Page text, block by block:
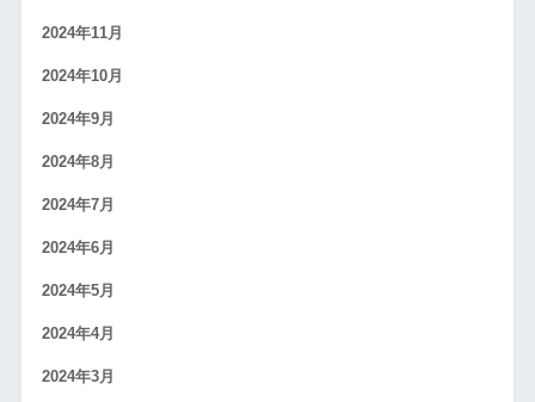
2024年11月
2024年10月
2024年9月
2024年8月
2024年7月
2024年6月
2024年5月
2024年4月
2024年3月